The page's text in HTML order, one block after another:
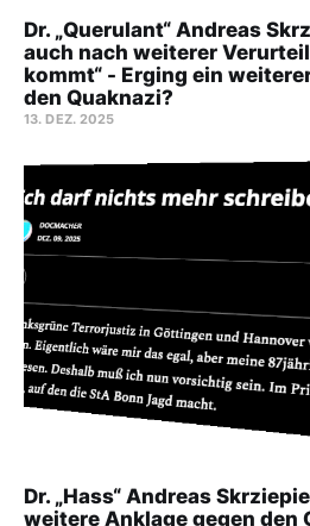
Dr. „Querulant“ Andreas
auch nach weiterer
kommt“ - Erging ein
den Quaknazi?
13. DEZ. 2025
Dr. „Hass“ Andreas
weitere Anklage gegen den